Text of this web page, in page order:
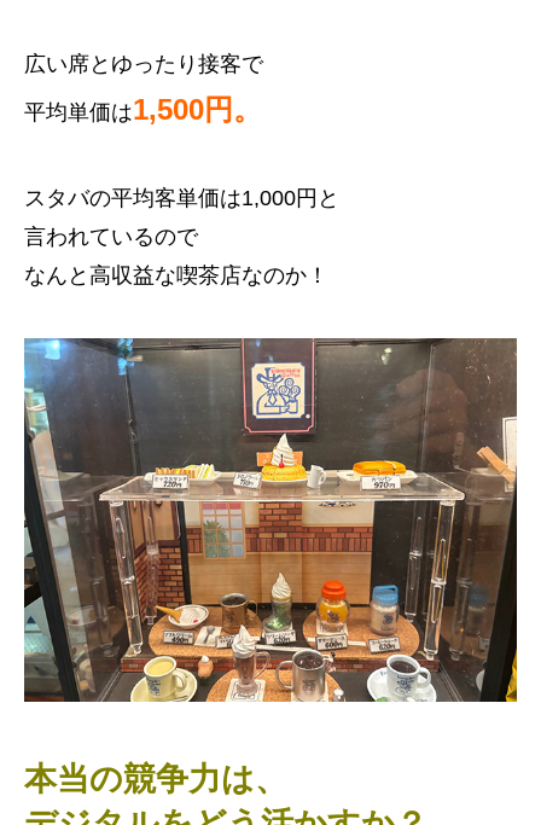
広い席とゆったり接客で
平均単価は1,500円。
スタバの平均客単価は1,000円と
言われているので
なんと高収益な喫茶店なのか！
本当の競争力は、